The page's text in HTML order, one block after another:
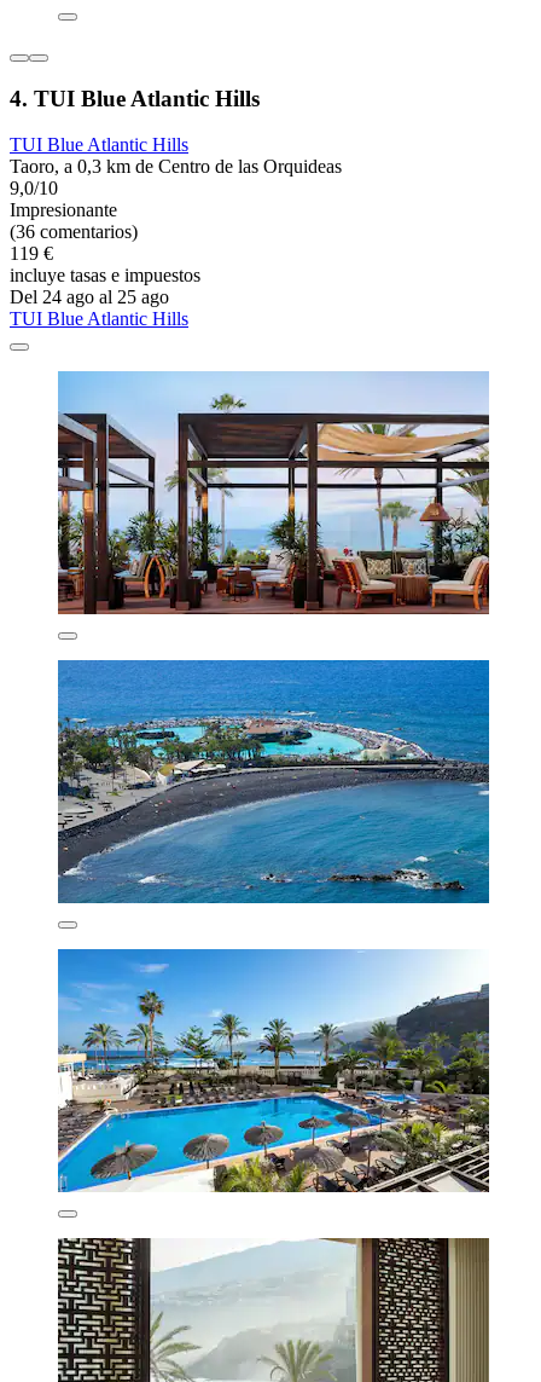
4. TUI Blue Atlantic Hills
TUI Blue Atlantic Hills
Taoro, a 0,3 km de Centro de las Orquideas
9,0/10
Impresionante
(36 comentarios)
119 €
incluye tasas e impuestos
Del 24 ago al 25 ago
TUI Blue Atlantic Hills